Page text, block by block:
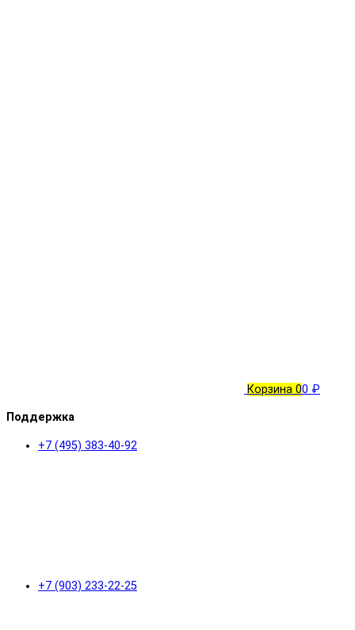
Корзина 00 ₽
Поддержка
+7 (495) 383-40-92
+7 (903) 233-22-25